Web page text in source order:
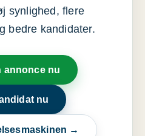
synlighed, flere
bedre kandidater.
annonce nu
nu
→